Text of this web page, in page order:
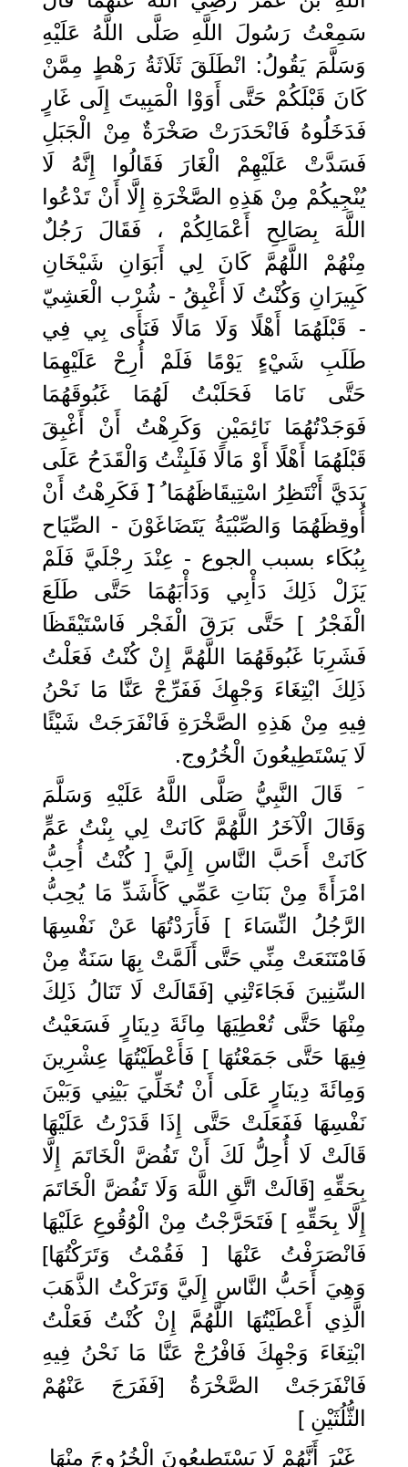
سَمِعْتُ رَسُولَ اللَّهِ صَلَّى اللَّهُ عَلَيْهِ
وَسَلَّمَ يَقُولُ: انْطَلَقَ ثَلَاثَةُ رَهْطٍ مِمَّنْ
كَانَ قَبْلَكُمْ حَتَّى أَوَوْا الْمَبِيتَ إِلَى غَارٍ
فَدَخَلُوهُ فَانْحَدَرَتْ صَخْرَةٌ مِنْ الْجَبَلِ
فَسَدَّتْ عَلَيْهِمْ الْغَارَ فَقَالُوا إِنَّهُ لَا
يُنْجِيكُمْ مِنْ هَذِهِ الصَّخْرَةِ إِلَّا أَنْ تَدْعُوا
اللَّهَ بِصَالِحِ أَعْمَالِكُمْ ، فَقَالَ رَجُلٌ
مِنْهُمْ اللَّهُمَّ كَانَ لِي أَبَوَانِ شَيْخَانِ
كَبِيرَانِ وَكُنْتُ لَا أَغْبِقُ - شُرْب الْعَشِيّ
- قَبْلَهُمَا أَهْلًا وَلَا مَالًا فَنَأَى بِي فِي
طَلَبِ شَيْءٍ يَوْمًا فَلَمْ أُرِحْ عَلَيْهِمَا
حَتَّى نَامَا فَحَلَبْتُ لَهُمَا غَبُوقَهُمَا
فَوَجَدْتُهُمَا نَائِمَيْنِ وَكَرِهْتُ أَنْ أَغْبِقَ
قَبْلَهُمَا أَهْلًا أَوْ مَالًا فَلَبِثْتُ وَالْقَدَحُ عَلَى
يَدَيَّ أَنْتَظِرُ اسْتِيقَاظَهُمَا ُ [َ فَكَرِهْتُ أَنْ
أُوقِظَهُمَا وَالصِّبْيَةُ يَتَضَاغَوْنَ - الصِّيَاح
بِبُكَاء بسبب الجوع - عِنْدَ رِجْلَيَّ فَلَمْ
يَزَلْ ذَلِكَ دَأْبِي وَدَأْبَهُمَا حَتَّى طَلَعَ
الْفَجْرُ ] حَتَّى بَرَقَ الْفَجْر فَاسْتَيْقَظَا
فَشَرِبَا غَبُوقَهُمَا اللَّهُمَّ إِنْ كُنْتُ فَعَلْتُ
ذَلِكَ ابْتِغَاءَ وَجْهِكَ فَفَرِّجْ عَنَّا مَا نَحْنُ
فِيهِ مِنْ هَذِهِ الصَّخْرَةِ فَانْفَرَجَتْ شَيْئًا
لَا يَسْتَطِيعُونَ الْخُرُوج.
َ قَالَ النَّبِيُّ صَلَّى اللَّهُ عَلَيْهِ وَسَلَّمَ
وَقَالَ الْآخَرُ اللَّهُمَّ كَانَتْ لِي بِنْتُ عَمٍّ
كَانَتْ أَحَبَّ النَّاسِ إِلَيَّ [ كُنْتُ أُحِبُّ
امْرَأَةً مِنْ بَنَاتِ عَمِّي كَأَشَدِّ مَا يُحِبُّ
الرَّجُلُ النِّسَاءَ ] فَأَرَدْتُهَا عَنْ نَفْسِهَا
فَامْتَنَعَتْ مِنِّي حَتَّى أَلَمَّتْ بِهَا سَنَةٌ مِنْ
السِّنِينَ فَجَاءَتْنِي [فَقَالَتْ لَا تَنَالُ ذَلِكَ
مِنْهَا حَتَّى تُعْطِيَهَا مِائَةَ دِينَارٍ فَسَعَيْتُ
فِيهَا حَتَّى جَمَعْتُهَا ] فَأَعْطَيْتُهَا عِشْرِينَ
وَمِائَةَ دِينَارٍ عَلَى أَنْ تُخَلِّيَ بَيْنِي وَبَيْنَ
نَفْسِهَا فَفَعَلَتْ حَتَّى إِذَا قَدَرْتُ عَلَيْهَا
قَالَتْ لَا أُحِلُّ لَكَ أَنْ تَفُضَّ الْخَاتَمَ إِلَّا
بِحَقِّهِ [قَالَتْ اتَّقِ اللَّهَ وَلَا تَفُضَّ الْخَاتَمَ
إِلَّا بِحَقِّهِ ] فَتَحَرَّجْتُ مِنْ الْوُقُوعِ عَلَيْهَا
فَانْصَرَفْتُ عَنْهَا [ فَقُمْتُ وَتَرَكْتُهَا]
وَهِيَ أَحَبُّ النَّاسِ إِلَيَّ وَتَرَكْتُ الذَّهَبَ
الَّذِي أَعْطَيْتُهَا اللَّهُمَّ إِنْ كُنْتُ فَعَلْتُ
ابْتِغَاءَ وَجْهِكَ فَافْرُجْ عَنَّا مَا نَحْنُ فِيهِ
فَانْفَرَجَتْ الصَّخْرَةُ [فَفَرَجَ عَنْهُمْ
الثُّلُثَيْنِ ]
غَيْرَ أَنَّهُمْ لَا يَسْتَطِيعُونَ الْخُرُوجَ مِنْهَا